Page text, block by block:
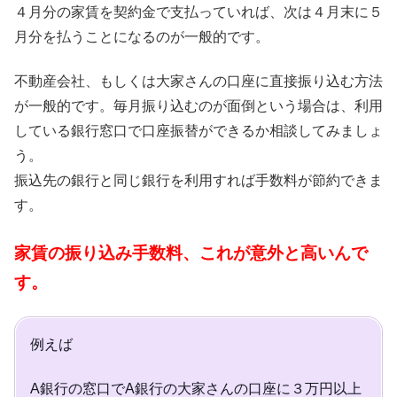
４月分の家賃を契約金で支払っていれば、次は４月末に５
月分を払うことになるのが一般的です。
不動産会社、もしくは大家さんの口座に直接振り込む方法
が一般的です。毎月振り込むのが面倒という場合は、利用
している銀行窓口で口座振替ができるか相談してみましょ
う。
振込先の銀行と同じ銀行を利用すれば手数料が節約できま
す。
家賃の振り込み手数料、これが意外と高いんで
す。
例えば
A銀行の窓口でA銀行の大家さんの口座に３万円以上